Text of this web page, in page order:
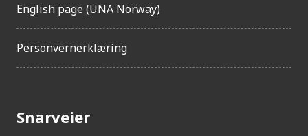
English page (UNA Norway)
Personvernerklæring
Snarveier